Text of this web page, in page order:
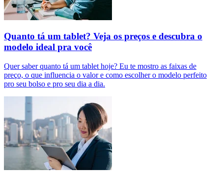
Quanto tá um tablet? Veja os preços e descubra o
modelo ideal pra você
Quer saber quanto tá um tablet hoje? Eu te mostro as faixas de
preço, o que influencia o valor e como escolher o modelo perfeito
pro seu bolso e pro seu dia a dia.